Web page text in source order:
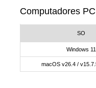
Computadores
SO
Windows 11
macOS v26.4 /